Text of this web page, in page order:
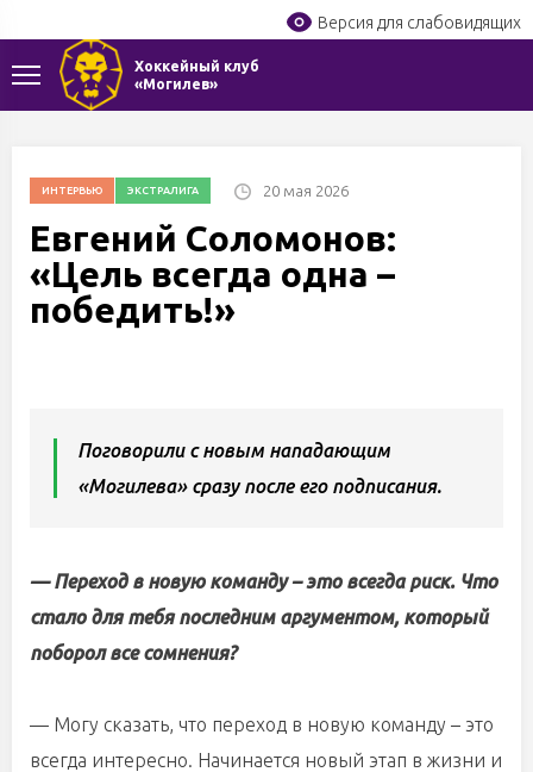
Версия для слабовидящих
Хоккейный клуб
«Могилев»
ИНТЕРВЬЮ ЭКСТРАЛИГА 20 мая 2026
Евгений Соломонов:
«Цель всегда одна –
победить!»
Поговорили с новым нападающим
«Могилева» сразу после его подписания.
— Переход в новую команду – это всегда риск. Что
стало для тебя последним аргументом, который
поборол все сомнения?
— Могу сказать, что переход в новую команду – это
всегда интересно. Начинается новый этап в жизни и